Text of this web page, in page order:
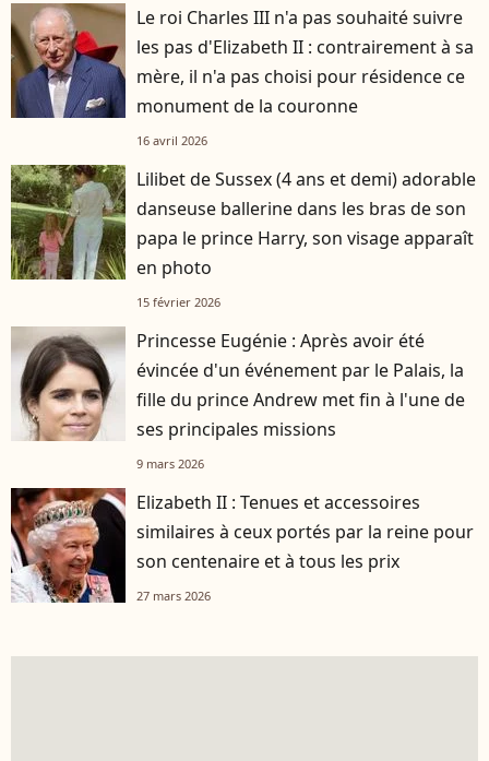
Le roi Charles III n'a pas souhaité suivre
les pas d'Elizabeth II : contrairement à sa
mère, il n'a pas choisi pour résidence ce
monument de la couronne
16 avril 2026
Lilibet de Sussex (4 ans et demi) adorable
danseuse ballerine dans les bras de son
papa le prince Harry, son visage apparaît
en photo
15 février 2026
Princesse Eugénie : Après avoir été
évincée d'un événement par le Palais, la
fille du prince Andrew met fin à l'une de
ses principales missions
9 mars 2026
Elizabeth II : Tenues et accessoires
similaires à ceux portés par la reine pour
son centenaire et à tous les prix
27 mars 2026